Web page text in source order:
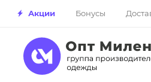
Акции Бонусы